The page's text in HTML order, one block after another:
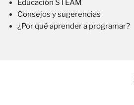
Educación STEAM
Consejos y sugerencias
¿Por qué aprender a programar?